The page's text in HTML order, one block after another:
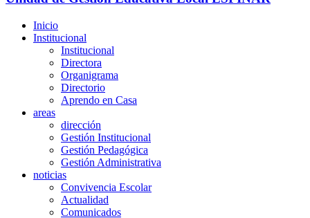
Inicio
Institucional
Institucional
Directora
Organigrama
Directorio
Aprendo en Casa
areas
dirección
Gestión Institucional
Gestión Pedagógica
Gestión Administrativa
noticias
Convivencia Escolar
Actualidad
Comunicados